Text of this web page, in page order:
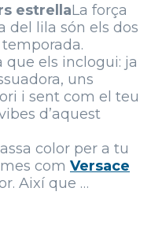
estrellaLa força
del lila són els dos
que els inclogui: ja
uns
i sent com el teu
d’aquest
color per a tu
com Versace
Així que …